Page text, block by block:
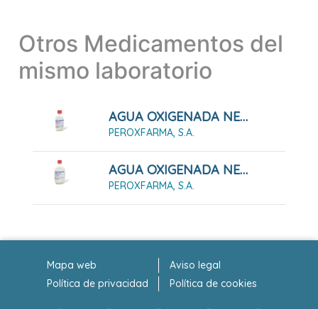
Otros Medicamentos del
mismo laboratorio
AGUA OXIGENADA NEUTRA ESTABILIZADA FORET , 1 Frasco De 250 Ml
PEROXFARMA, S.A.
AGUA OXIGENADA NEUTRA ESTABILIZADA FORET , 1 Frasco De 500 Ml
PEROXFARMA, S.A.
Mapa web
Aviso legal
Política de privacidad
Política de cookies